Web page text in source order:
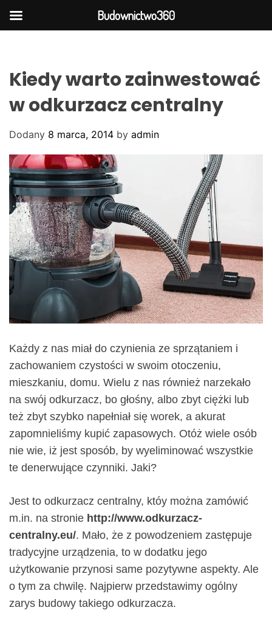
Kiedy warto zainwestować
w odkurzacz centralny
Dodany 8 marca, 2014 by admin
Każdy z nas miał do czynienia ze sprzątaniem i
zachowaniem czystości w swoim otoczeniu,
mieszkaniu, domu. Wielu z nas również narzekało
na swój odkurzacz, bo głośny, albo zbyt ciężki lub
też zbyt szybko napełniał się worek, a akurat
zapomnieliśmy kupić zapasowych. Otóż wiele osób
nie wie, iż jest sposób, by wyeliminować wszystkie
te denerwujące czynniki. Jaki?
Jest to odkurzacz centralny, któy można zamówić
m.in. na stronie http://www.odkurzacz-
centralny.eu/. Mało, że z powodzeniem zastępuje
tradycyjne urządzenia, to w dodatku jego
użytkowanie przynosi same pozytywne aspekty. Ale
o tym za chwilę. Najpierw przedstawimy ogólny
zarys budowy takiego odkurzacza.
Budownictwo360